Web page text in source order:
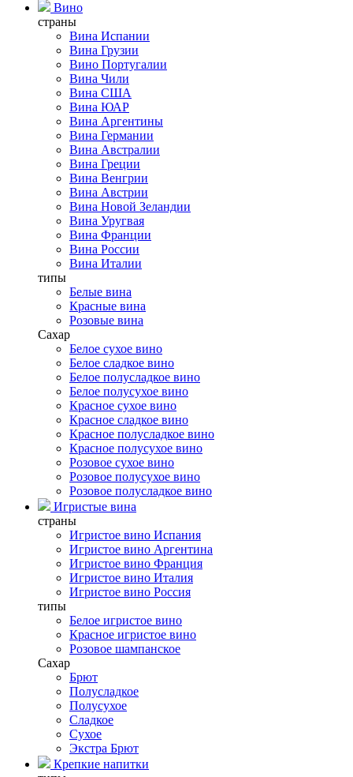
Вино
страны
Вина Испании
Вина Грузии
Вино Португалии
Вина Чили
Вина США
Вина ЮАР
Вина Аргентины
Вина Германии
Вина Австралии
Вина Греции
Вина Венгрии
Вина Австрии
Вина Новой Зеландии
Вина Уругвая
Вина Франции
Вина России
Вина Италии
типы
Белые вина
Красные вина
Розовые вина
Сахар
Белое сухое вино
Белое сладкое вино
Белое полусладкое вино
Белое полусухое вино
Красное сухое вино
Красное сладкое вино
Красное полусладкое вино
Красное полусухое вино
Розовое сухое вино
Розовое полусухое вино
Розовое полусладкое вино
Игристые вина
страны
Игристое вино Испания
Игристое вино Аргентина
Игристое вино Франция
Игристое вино Италия
Игристое вино Россия
типы
Белое игристое вино
Красное игристое вино
Розовое шампанское
Сахар
Брют
Полусладкое
Полусухое
Сладкое
Сухое
Экстра Брют
Крепкие напитки